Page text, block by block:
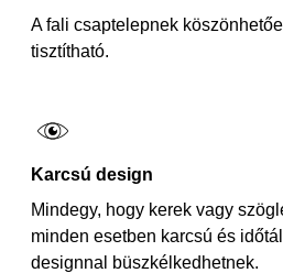
A fali csaptelepnek
tisztítható.
Karcsú design
Mindegy, hogy kerek vagy
minden esetben karcsú és
designnal büszkélkedhetnek.